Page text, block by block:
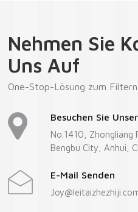
Nehmen Sie
Uns Auf
One-Stop-Lösung zum
Besuchen Sie
No.1410, Zhongliang
Bengbu City, Anhui,
E-Mail Senden